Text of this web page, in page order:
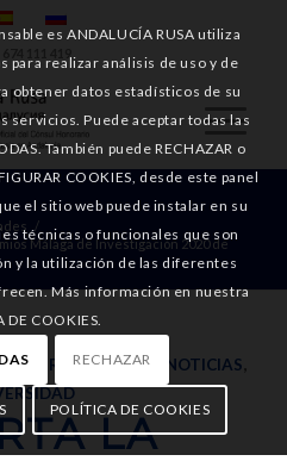
/
Málaga de Investigación 2020 de
,GENERAL,MÁLAGA NOTICIAS
LA
es ANDALUCÍA RUSA utiliza
para realizar análisis de uso y de
obtener datos estadísticos de su
servicios. Puede aceptar todas las
También puede RECHAZAR o
COOKIES, desde este panel
el sitio web puede instalar en su
técnicas o funcionales que son
y la utilización de las diferentes
Más información en nuestra
DE COOKIES.
RECHAZAR
POLÍTICA DE COOKIES